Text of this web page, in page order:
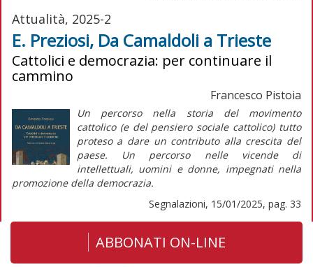
Attualità, 2025-2
E. Preziosi, Da Camaldoli a Trieste
Cattolici e democrazia: per continuare il
cammino
Francesco Pistoia
Un percorso nella storia del movimento
cattolico (e del pensiero sociale cattolico) tutto
proteso a dare un contributo alla crescita del
paese. Un percorso nelle vicende di
intellettuali, uomini e donne, impegnati nella
promozione della democrazia.
Segnalazioni, 15/01/2025, pag. 33
ABBONATI ON-LINE